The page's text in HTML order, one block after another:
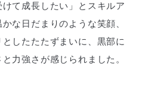
て成長したい」とスキルア
な日だまりのような笑顔、
したたたずまいに、黒部に
力強さが感じられました。